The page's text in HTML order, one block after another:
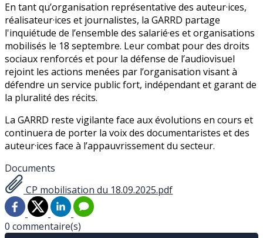
En tant qu’organisation représentative des auteur·ices,
réalisateur·ices et journalistes, la GARRD partage
l'inquiétude de l’ensemble des salarié·es et organisations
mobilisés le 18 septembre. Leur combat pour des droits
sociaux renforcés et pour la défense de l’audiovisuel
rejoint les actions menées par l’organisation visant à
défendre un service public fort, indépendant et garant de
la pluralité des récits.
La GARRD reste vigilante face aux évolutions en cours et
continuera de porter la voix des documentaristes et des
auteur·ices face à l’appauvrissement du secteur.
Documents
CP mobilisation du 18.09.2025.pdf
0 commentaire(s)